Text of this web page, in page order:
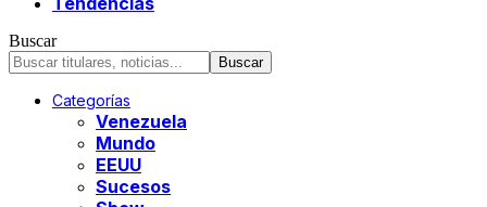
Buscar
Categorías
Venezuela
Mundo
EEUU
Sucesos